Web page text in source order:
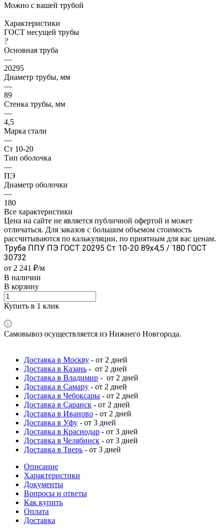
Можно с вашей трубой
Характеристики
ГОСТ несущей трубы
?
Основная труба
—
20295
Диаметр трубы, мм
—
89
Стенка трубы, мм
—
4,5
Марка стали
—
Ст 10-20
Тип оболочка
—
ПЭ
Диаметр оболочки
—
180
Все характеристики
Цена на сайте не является публичной офертой и может
отличаться. Для заказов с большим объемом стоимость
рассчитываются по калькуляции, по приятным для вас ценам.
Труба ППУ ПЭ ГОСТ 20295 Ст 10-20 89x4,5 / 180 ГОСТ
30732
от 2 241 ₽/м
В наличии
В корзину
Купить в 1 клик
Самовывоз осуществляется из Нижнего Новгорода.
Доставка в Москву - от 2 дней
Доставка в Казань - от 2 дней
Доставка в Владимир - от 2 дней
Доставка в Самару - от 2 дней
Доставка в Чебоксары - от 2 дней
Доставка в Саранск - от 2 дней
Доставка в Иваново - от 2 дней
Доставка в Уфу - от 3 дней
Доставка в Краснодар - от 3 дней
Доставка в Челябинск - от 3 дней
Доставка в Тверь - от 3 дней
Описание
Характеристики
Документы
Вопросы и ответы
Как купить
Оплата
Доставка